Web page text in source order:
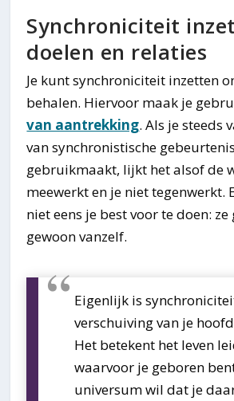
Synchroniciteit
doelen en relaties
Je kunt synchroniciteit inzetten
behalen. Hiervoor maak je
van aantrekking. Als je steeds
van synchronistische
gebruikmaakt, lijkt het alsof de
meewerkt en je niet tegenwerkt.
niet eens je best voor te doen:
gewoon vanzelf.
Eigenlijk is
verschuiving van je
Het betekent het leven
waarvoor je geboren
universum wil dat je